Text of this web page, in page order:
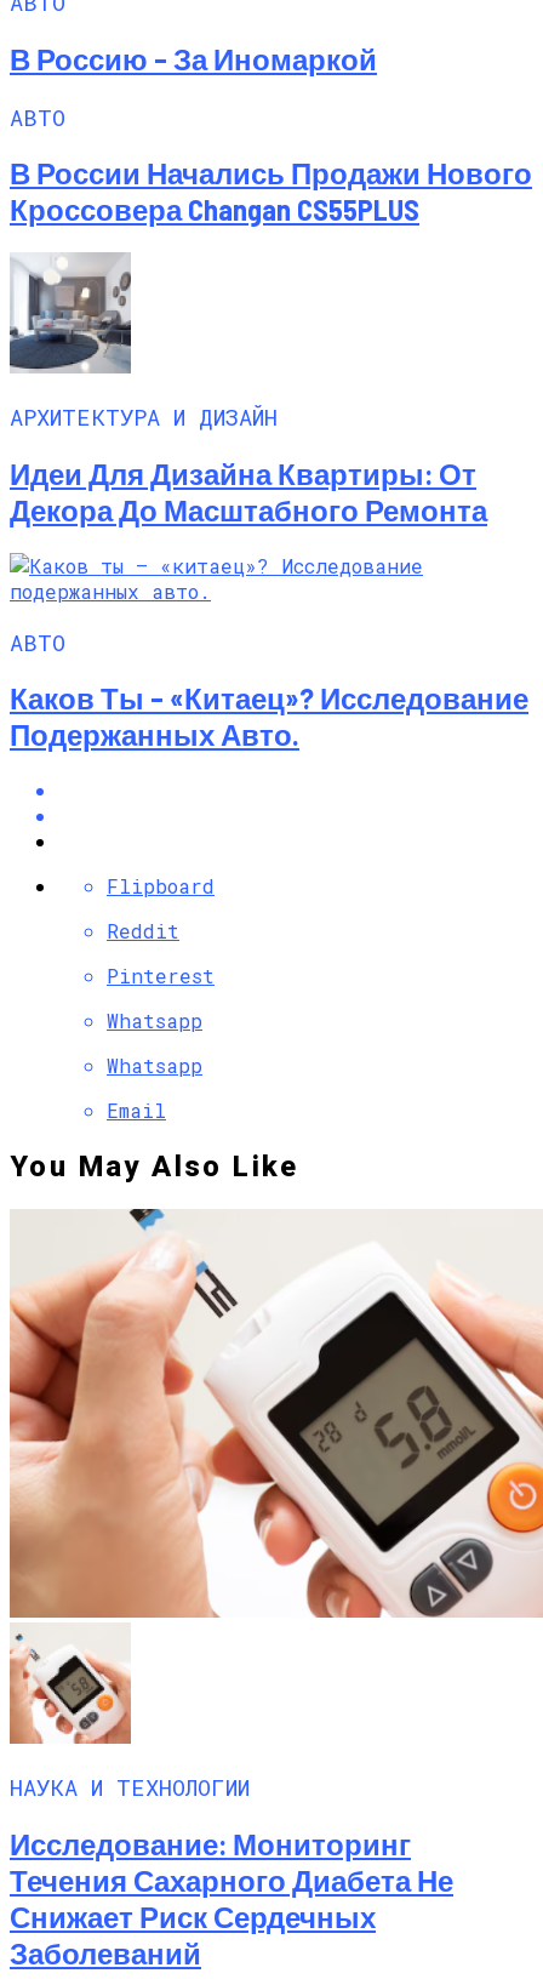
В Россию – За Иномаркой
АВТО
В России Начались Продажи Нового
Кроссовера Changan CS55PLUS
АРХИТЕКТУРА И ДИЗАЙН
Идеи Для Дизайна Квартиры: От
Декора До Масштабного Ремонта
АВТО
Каков Ты – «китаец»? Исследование
Подержанных Авто.
Flipboard
Reddit
Pinterest
Whatsapp
Whatsapp
Email
You May Also Like
НАУКА И ТЕХНОЛОГИИ
Исследование: Мониторинг
Течения Сахарного Диабета Не
Снижает Риск Сердечных
Заболеваний